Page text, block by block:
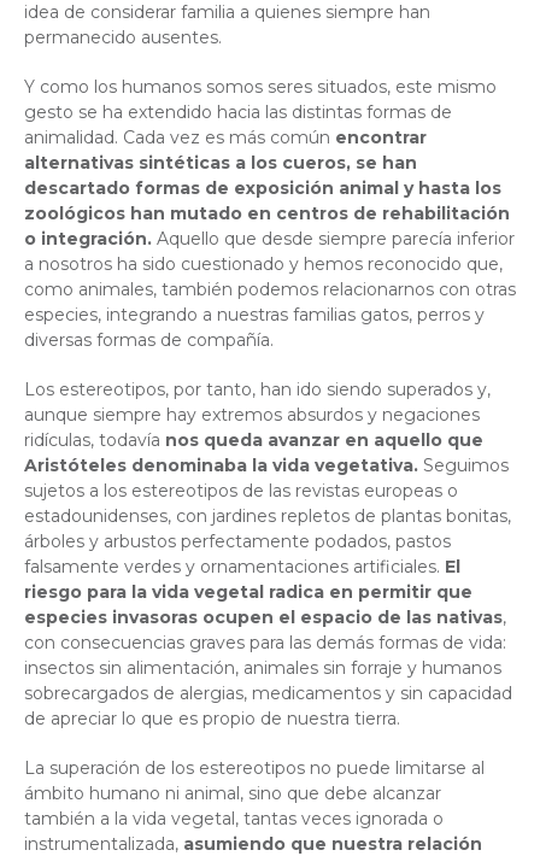
idea de considerar familia a quienes siempre han
permanecido ausentes.
Y como los humanos somos seres situados, este mismo
gesto se ha extendido hacia las distintas formas de
animalidad. Cada vez es más común encontrar
alternativas sintéticas a los cueros, se han
descartado formas de exposición animal y hasta los
zoológicos han mutado en centros de rehabilitación
o integración. Aquello que desde siempre parecía inferior
a nosotros ha sido cuestionado y hemos reconocido que,
como animales, también podemos relacionarnos con otras
especies, integrando a nuestras familias gatos, perros y
diversas formas de compañía.
Los estereotipos, por tanto, han ido siendo superados y,
aunque siempre hay extremos absurdos y negaciones
ridículas, todavía nos queda avanzar en aquello que
Aristóteles denominaba la vida vegetativa. Seguimos
sujetos a los estereotipos de las revistas europeas o
estadounidenses, con jardines repletos de plantas bonitas,
árboles y arbustos perfectamente podados, pastos
falsamente verdes y ornamentaciones artificiales. El
riesgo para la vida vegetal radica en permitir que
especies invasoras ocupen el espacio de las nativas,
con consecuencias graves para las demás formas de vida:
insectos sin alimentación, animales sin forraje y humanos
sobrecargados de alergias, medicamentos y sin capacidad
de apreciar lo que es propio de nuestra tierra.
La superación de los estereotipos no puede limitarse al
ámbito humano ni animal, sino que debe alcanzar
también a la vida vegetal, tantas veces ignorada o
instrumentalizada, asumiendo que nuestra relación